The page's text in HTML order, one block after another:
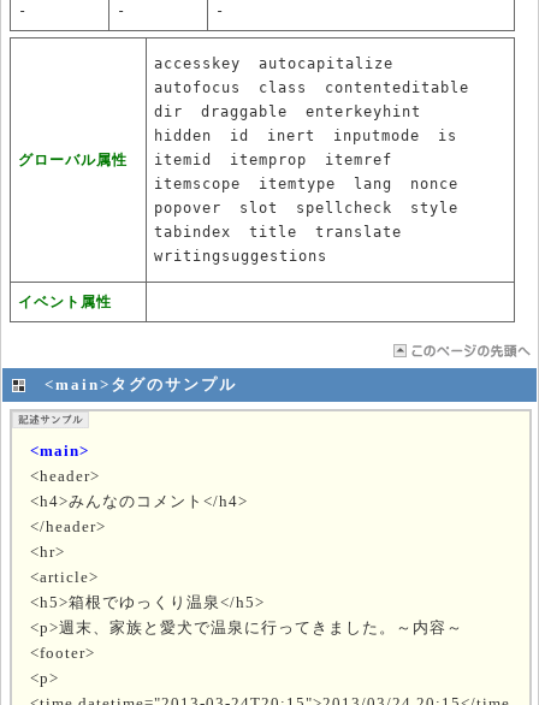
- - -
グローバル属性
accesskey
autocapitalize
autofocus
class
contenteditable
dir
draggable
enterkeyhint
hidden
id inert inputmode
is
itemid
itemprop
itemref
itemscope
itemtype lang
nonce
popover
slot spellcheck
style
tabindex
title
translate
writingsuggestions
イベント属性
<main>タグのサンプル
<main>
<header>
<h4>みんなのコメント</h4>
</header>
<hr>
<article>
<h5>箱根でゆっくり温泉</h5>
<p>週末、家族と愛犬で温泉に行ってきました。～内容～
<footer>
<p>